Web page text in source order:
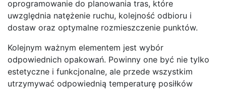
oprogramowanie do planowania tras, które
uwzględnia natężenie ruchu, kolejność odbioru i
dostaw oraz optymalne rozmieszczenie punktów.
Kolejnym ważnym elementem jest wybór
odpowiednich opakowań. Powinny one być nie tylko
estetyczne i funkcjonalne, ale przede wszystkim
utrzymywać odpowiednią temperaturę posiłków